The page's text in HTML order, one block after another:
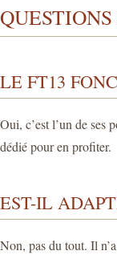
LE FT13
Oui, c’est l’un de ses
dédié pour en profiter.
EST-IL
Non, pas du tout. Il